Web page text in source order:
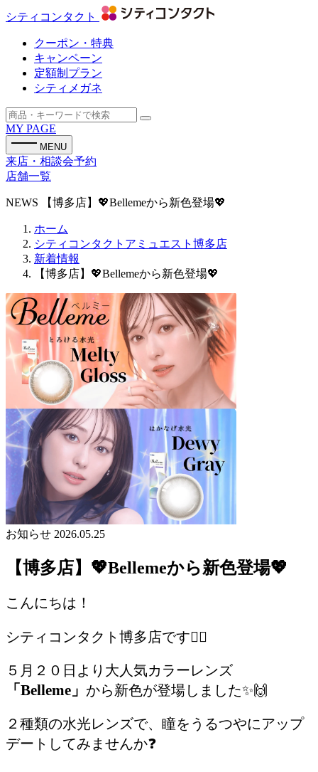
シティコンタクト
クーポン・特典
キャンペーン
定額制プラン
シティメガネ
MY PAGE
MENU
来店・相談会予約
店舗一覧
NEWS 【博多店】💖Bellemeから新色登場💖
ホーム
シティコンタクトアミュエスト博多店
新着情報
【博多店】💖Bellemeから新色登場💖
お知らせ 2026.05.25
【博多店】💖Bellemeから新色登場💖
こんにちは！
シティコンタクト博多店です💁‍♀️
５月２０日より大人気カラーレンズ
「Belleme」 から新色が登場しました✨🙌
２種類の水光レンズで、瞳をうるつやにアップ
デートしてみませんか❓